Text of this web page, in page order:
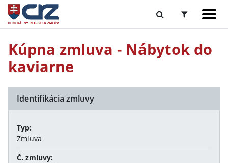
Kúpna zmluva - Nábytok do
kaviarne
Identifikácia zmluvy
Typ:
Zmluva
Č. zmluvy: